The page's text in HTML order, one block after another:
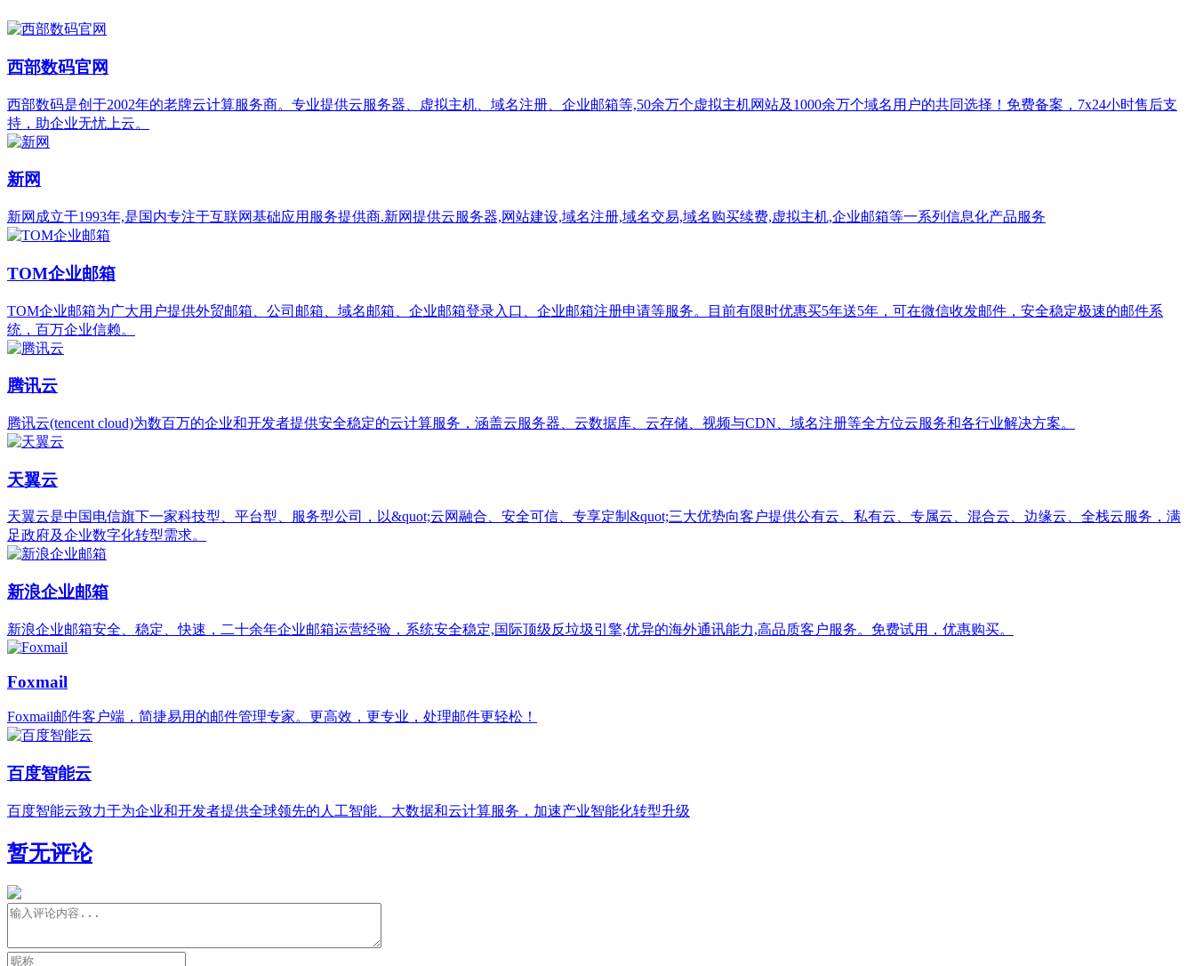
西部数码官网
西部数码是创于2002年的老牌云计算服务商。专业提供云服务器、虚拟主机、域名注册、企业邮箱等,50余万个虚拟主机网站及1000余万个域名用户的共同选择！免费备案，7x24小时售后支
持，助企业无忧上云。
新网
新网成立于1993年,是国内专注于互联网基础应用服务提供商.新网提供云服务器,网站建设,域名注册,域名交易,域名购买续费,虚拟主机,企业邮箱等一系列信息化产品服务
TOM企业邮箱
TOM企业邮箱为广大用户提供外贸邮箱、公司邮箱、域名邮箱、企业邮箱登录入口、企业邮箱注册申请等服务。目前有限时优惠买5年送5年，可在微信收发邮件，安全稳定极速的邮件系
统，百万企业信赖。
腾讯云
腾讯云(tencent cloud)为数百万的企业和开发者提供安全稳定的云计算服务，涵盖云服务器、云数据库、云存储、视频与CDN、域名注册等全方位云服务和各行业解决方案。
天翼云
天翼云是中国电信旗下一家科技型、平台型、服务型公司，以&quot;云网融合、安全可信、专享定制&quot;三大优势向客户提供公有云、私有云、专属云、混合云、边缘云、全栈云服务，满
足政府及企业数字化转型需求。
新浪企业邮箱
新浪企业邮箱安全、稳定、快速，二十余年企业邮箱运营经验，系统安全稳定,国际顶级反垃圾引擎,优异的海外通讯能力,高品质客户服务。免费试用，优惠购买。
Foxmail
Foxmail邮件客户端，简捷易用的邮件管理专家。更高效，更专业，处理邮件更轻松！
百度智能云
百度智能云致力于为企业和开发者提供全球领先的人工智能、大数据和云计算服务，加速产业智能化转型升级
暂无评论